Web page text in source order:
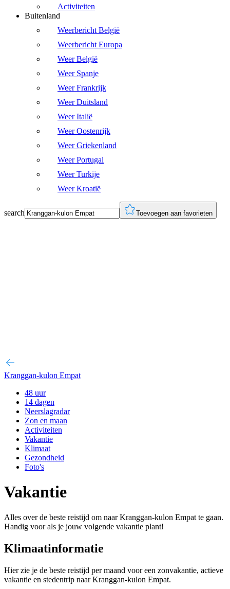
Activiteiten
Buitenland
Weerbericht België
Weerbericht Europa
Weer België
Weer Spanje
Weer Frankrijk
Weer Duitsland
Weer Italië
Weer Oostenrijk
Weer Griekenland
Weer Portugal
Weer Turkije
Weer Kroatië
search Toevoegen aan favorieten
Kranggan-kulon Empat
48 uur
14 dagen
Neerslagradar
Zon en maan
Activiteiten
Vakantie
Klimaat
Gezondheid
Foto's
Vakantie
Alles over de beste reistijd om naar Kranggan-kulon Empat te gaan.
Handig voor als je jouw volgende vakantie plant!
Klimaatinformatie
Hier zie je de beste reistijd per maand voor een zonvakantie, actieve
vakantie en stedentrip naar Kranggan-kulon Empat.